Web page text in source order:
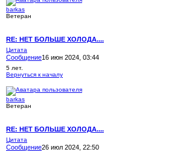
barkas
Ветеран
RE: НЕТ БОЛЬШЕ ХОЛОДА....
Цитата
Сообщение16 июн 2024, 03:44
5 лет.
Вернуться к началу
barkas
Ветеран
RE: НЕТ БОЛЬШЕ ХОЛОДА....
Цитата
Сообщение26 июл 2024, 22:50